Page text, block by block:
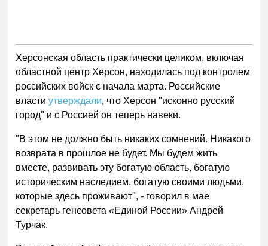
Херсонская область практически целиком, включая
областной центр Херсон, находилась под контролем
российских войск с начала марта. Российские
властиутверждали, что Херсон "исконно русский
город" и с Россией он теперь навеки.
"В этом не должно быть никаких сомнений. Никакого
возврата в прошлое не будет. Мы будем жить
вместе, развивать эту богатую область, богатую
историческим наследием, богатую своими людьми,
которые здесь проживают", - говорил в мае
секретарь генсовета «Единой России» Андрей
Турчак.